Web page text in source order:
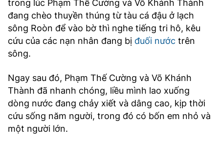
trong lúc Phạm Thế Cường và Võ Khánh Thành
đang chèo thuyền thúng từ tàu cá đậu ở lạch
sông Roòn để vào bờ thì nghe tiếng tri hô, kêu
cứu của các nạn nhân đang bị đuối nước trên
sông.
Ngay sau đó, Phạm Thế Cường và Võ Khánh
Thành đã nhanh chóng, liều mình lao xuống
dòng nước đang chảy xiết và dâng cao, kịp thời
cứu sống năm người, trong đó có bốn em nhỏ và
một người lớn.